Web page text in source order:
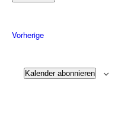
VorherigeVeranstaltungen
Kalender abonnieren